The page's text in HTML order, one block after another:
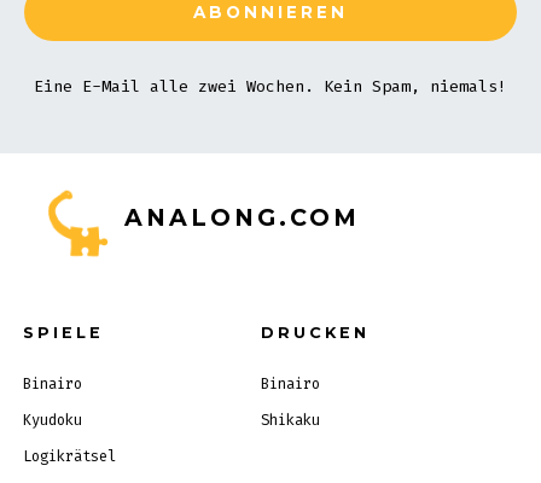
Eine E-Mail alle zwei Wochen. Kein Spam, niemals!
ANALONG.COM
SPIELE
Binairo
Kyudoku
Logikrätsel
DRUCKEN
Binairo
Shikaku